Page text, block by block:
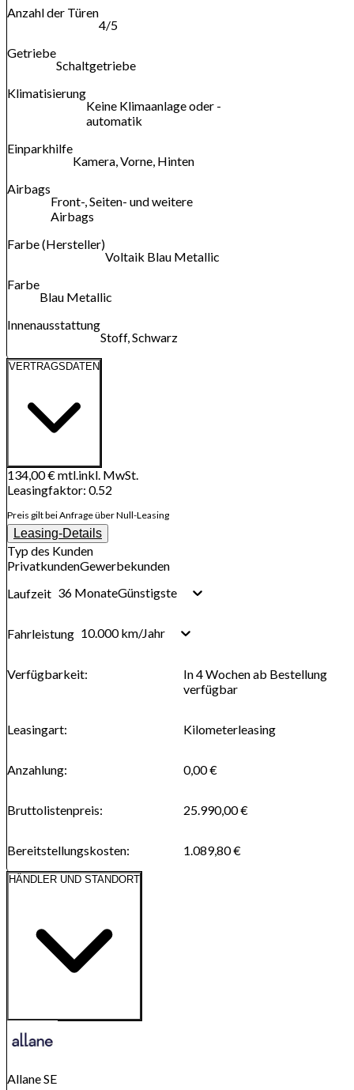
Anzahl der Türen
4/5
Getriebe
Schaltgetriebe
Klimatisierung
Keine Klimaanlage oder -
automatik
Einparkhilfe
Kamera, Vorne, Hinten
Airbags
Front-, Seiten- und weitere
Airbags
Farbe (Hersteller)
Voltaik Blau Metallic
Farbe
Blau Metallic
Innenausstattung
Stoff, Schwarz
VERTRAGSDATEN
134,00 €mtl. inkl. MwSt.
Leasingfaktor: 0.52
Preis gilt bei Anfrage über Null-Leasing
Leasing-Details
Typ des Kunden
PrivatkundenGewerbekunden
Laufzeit 36 MonateGünstigste
Fahrleistung 10.000 km/Jahr
Verfügbarkeit:
In 4 Wochen ab Bestellung
verfügbar
Leasingart: Kilometerleasing
Anzahlung: 0,00 €
Bruttolistenpreis: 25.990,00 €
Bereitstellungskosten: 1.089,80 €
HÄNDLER UND STANDORT
Karte wird geladen...
Allane SE